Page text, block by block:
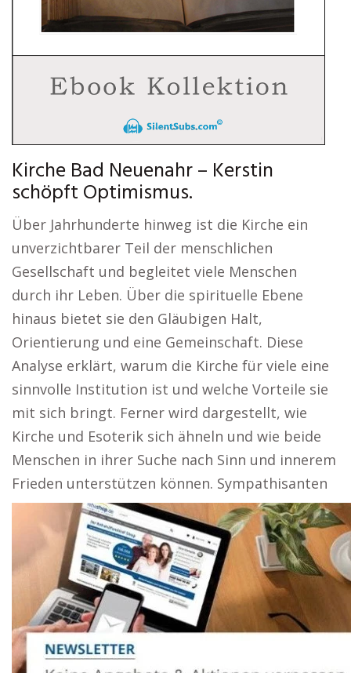
Kirche Bad Neuenahr – Kerstin
schöpft Optimismus.
Über Jahrhunderte hinweg ist die Kirche ein
unverzichtbarer Teil der menschlichen
Gesellschaft und begleitet viele Menschen
durch ihr Leben. Über die spirituelle Ebene
hinaus bietet sie den Gläubigen Halt,
Orientierung und eine Gemeinschaft. Diese
Analyse erklärt, warum die Kirche für viele eine
sinnvolle Institution ist und welche Vorteile sie
mit sich bringt. Ferner wird dargestellt, wie
Kirche und Esoterik sich ähneln und wie beide
Menschen in ihrer Suche nach Sinn und innerem
Frieden unterstützen können. Sympathisanten